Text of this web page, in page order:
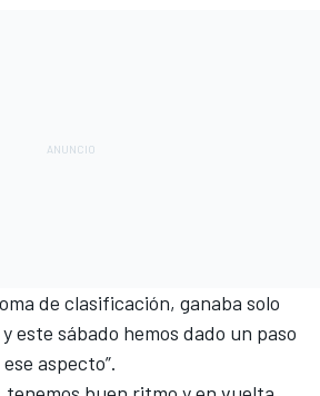
de clasificación, ganaba solo
este sábado hemos dado un paso
aspecto”.